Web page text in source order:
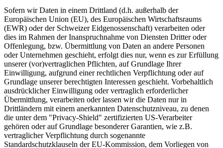
Sofern wir Daten in einem Drittland (d.h. außerhalb der
Europäischen Union (EU), des Europäischen Wirtschaftsraums
(EWR) oder der Schweizer Eidgenossenschaft) verarbeiten oder
dies im Rahmen der Inanspruchnahme von Diensten Dritter oder
Offenlegung, bzw. Übermittlung von Daten an andere Personen
oder Unternehmen geschieht, erfolgt dies nur, wenn es zur Erfüllung
unserer (vor)vertraglichen Pflichten, auf Grundlage Ihrer
Einwilligung, aufgrund einer rechtlichen Verpflichtung oder auf
Grundlage unserer berechtigten Interessen geschieht. Vorbehaltlich
ausdrücklicher Einwilligung oder vertraglich erforderlicher
Übermittlung, verarbeiten oder lassen wir die Daten nur in
Drittländern mit einem anerkannten Datenschutzniveau, zu denen
die unter dem "Privacy-Shield" zertifizierten US-Verarbeiter
gehören oder auf Grundlage besonderer Garantien, wie z.B.
vertraglicher Verpflichtung durch sogenannte
Standardschutzklauseln der EU-Kommission, dem Vorliegen von